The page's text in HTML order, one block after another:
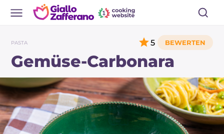
PASTA
Gemüse-Carbonara
5